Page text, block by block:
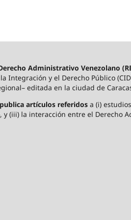
Administrativo Venezolano
Integración y el Derecho Público
editada en la ciudad de
artículos referidos a (i)
y (iii) la interacción entre el Derecho